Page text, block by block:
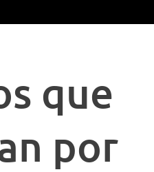
que
por